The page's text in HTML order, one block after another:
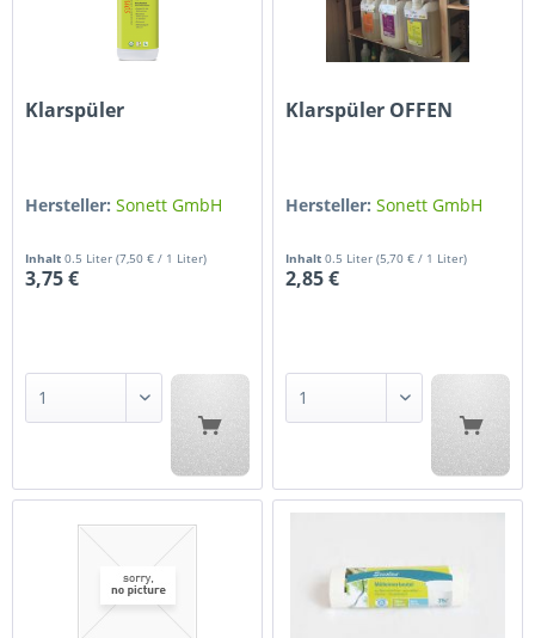
Klarspüler
Hersteller: Sonett GmbH
Inhalt0.5 Liter(7,50 € / 1 Liter)
3,75 €
Klarspüler OFFEN
Hersteller: Sonett GmbH
Inhalt0.5 Liter(5,70 € / 1 Liter)
2,85 €